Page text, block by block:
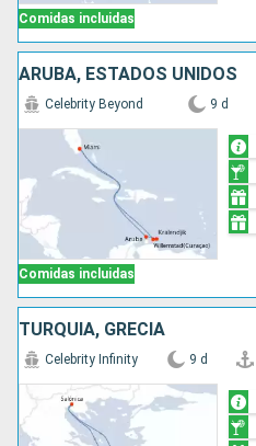
Comidas incluidas
ARUBA, ESTADOS UNIDOS
Comidas incluidas
Celebrity Beyond 9 d
TURQUÍA, GRECIA
Celebrity Infinity 9 d